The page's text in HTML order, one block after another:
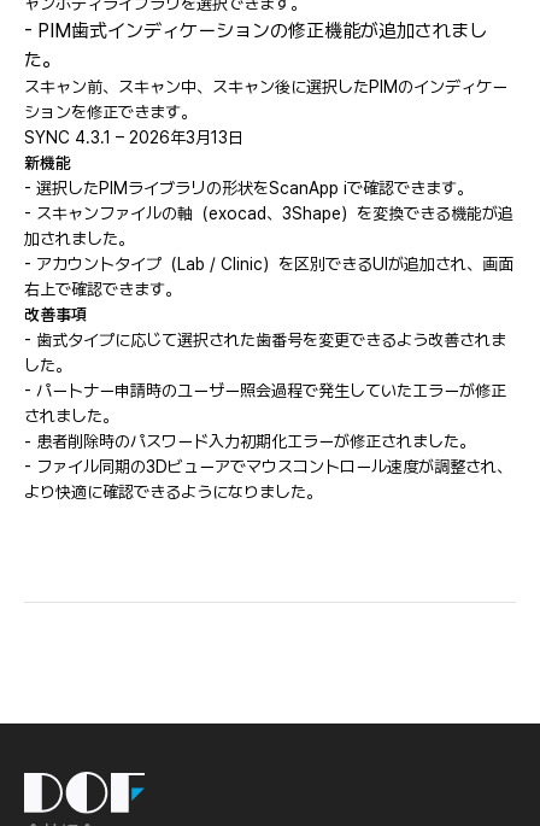
- PIM歯式インディケーションの修正機能が追加されまし
た。
スキャン前、スキャン中、スキャン後に選択したPIMのインディケー
ションを修正できます。
SYNC 4.3.1 – 2026年3月13日
新機能
- 選択したPIMライブラリの形状をScanApp iで確認できます。
- スキャンファイルの軸（exocad、3Shape）を変換できる機能が追
加されました。
- アカウントタイプ（Lab / Clinic）を区別できるUIが追加され、画面
右上で確認できます。
改善事項
- 歯式タイプに応じて選択された歯番号を変更できるよう改善されま
した。
- パートナー申請時のユーザー照会過程で発生していたエラーが修正
されました。
- 患者削除時のパスワード入力初期化エラーが修正されました。
- ファイル同期の3Dビューアでマウスコントロール速度が調整され、
より快適に確認できるようになりました。
Inc.